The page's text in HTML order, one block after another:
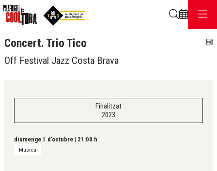
Concert. Trio Tico
Off Festival Jazz Costa Brava
Finalitzat
2023
diumenge 1 d’octubre | 21:00 h
Música